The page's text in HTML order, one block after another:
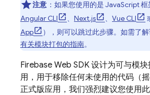
注意 ：如果您使用的是 JavaScript 框
Angular CLI
、 Next.js 、 Vue CLI
App
），则可以跳过此步骤。如需了
有关模块打包的指南。
Firebase Web SDK 设计为可与模
用，用于移除任何未使用的代码（
正式版应用，我们强烈建议您使用